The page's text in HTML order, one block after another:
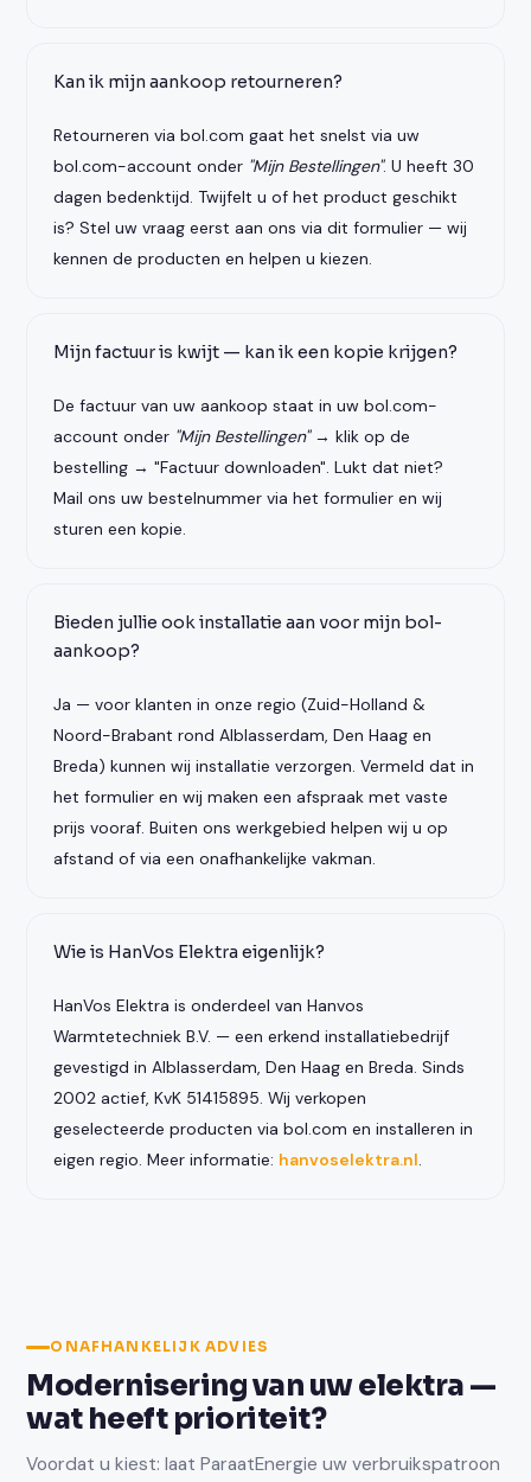
Kan ik mijn aankoop retourneren?
Retourneren via bol.com gaat het snelst via uw
bol.com-account onder "Mijn Bestellingen". U heeft 30
dagen bedenktijd. Twijfelt u of het product geschikt
is? Stel uw vraag eerst aan ons via dit formulier — wij
kennen de producten en helpen u kiezen.
Mijn factuur is kwijt — kan ik een kopie krijgen?
De factuur van uw aankoop staat in uw bol.com-
account onder "Mijn Bestellingen"→ klik op de
bestelling → "Factuur downloaden". Lukt dat niet?
Mail ons uw bestelnummer via het formulier en wij
sturen een kopie.
Bieden jullie ook installatie aan voor mijn bol-
aankoop?
Ja — voor klanten in onze regio (Zuid-Holland &
Noord-Brabant rond Alblasserdam, Den Haag en
Breda) kunnen wij installatie verzorgen. Vermeld dat in
het formulier en wij maken een afspraak met vaste
prijs vooraf. Buiten ons werkgebied helpen wij u op
afstand of via een onafhankelijke vakman.
Wie is HanVos Elektra eigenlijk?
HanVos Elektra is onderdeel van Hanvos
Warmtetechniek B.V. — een erkend installatiebedrijf
gevestigd in Alblasserdam, Den Haag en Breda. Sinds
2002 actief, KvK 51415895. Wij verkopen
geselecteerde producten via bol.com en installeren in
eigen regio. Meer informatie: hanvoselektra.nl
ONAFHANKELIJK ADVIES
Modernisering van uw elektra —
wat heeft prioriteit?
Voordat u kiest: laat ParaatEnergie uw verbruikspatroon